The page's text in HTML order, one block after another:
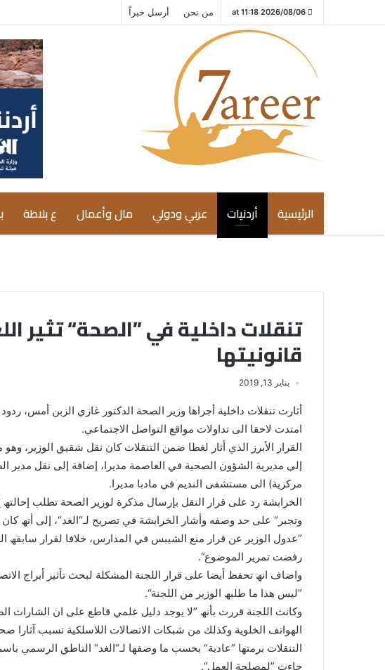
2026/08/06 at 11:18 من نحن أرسل خبراً
الرئيسية أردنيات عربي ودولي مال وأعمال ع بلاطة
تنقلات داخلیة في ”الصحة“ تثیر
قانونیتها
يناير 13, 2019
أثارت تنقلات داخلیة أجراھا وزیر الصحة الدكتور غازي الزبن أمس،
امتدت لاحقا الى تداولات مواقع التواصل الاجتماعي.
القرار الأبرز الذي أثار لغطا ضمن التنقلات كان نقل شقیق الوزیر،
إلى مدیریة الشؤون الصحیة في العاصمة مدیرا، إضافة إلى نقل مدیر
مركزیة) الى مستشفى الندیم في مادبا مدیرا.
الخرابشة رد على قرار النقل بإرسال مذكرة لوزیر الصحة تطلب
وتجبر“ على حد وصفه وأشار الخرابشة في تصریح لـ“الغد“، إلى أنھ
”عدول الوزیر عن قرار منع الشیبس في المدارس، خلافا لقرار
رفضت تمریر الموضوع“.
واضاف انھ تحفظ أیضا على قرار اللجنة المشكلة لبحث تأثیر أبراج
”لیس ھذا ما طلبھ الوزیر من اللجنة“.
وكانت اللجنة قررت بأنھ ”لا یوجد دلیل علمي قاطع على ان الشارات
الھواتف الخلویة وكذلك من شبكات الاتصالات اللاسلكیة تسبب آثارا
التنقلات برمتھا ”عادیة“ بحسب ما وصفھا لـ“الغد“ الناطق الرسمي
جاءت ”لمصلحة العمل“.